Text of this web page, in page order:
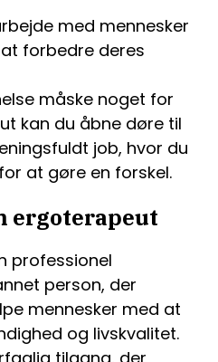
med mennesker
forbedre deres
måske noget for
kan du åbne døre til
job, hvor du
at gøre en forskel.
ergoterapeut
professionel
person, der
mennesker med at
og livskvalitet.